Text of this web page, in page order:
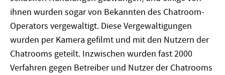
ihnen wurden sogar von Bekannten des Chatroom-
Operators vergewaltigt. Diese Vergewaltigungen
wurden per Kamera gefilmt und mit den Nutzern der
Chatrooms geteilt. Inzwischen wurden fast 2000
Verfahren gegen Betreiber und Nutzer der Chatrooms